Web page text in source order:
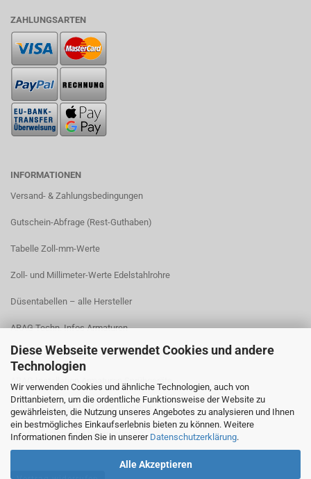
Diese Webseite verwendet Cookies und andere
Technologien
Wir verwenden Cookies und ähnliche Technologien, auch von
Drittanbietern, um die ordentliche Funktionsweise der Website zu
gewährleisten, die Nutzung unseres Angebotes zu analysieren und Ihnen
ein bestmögliches Einkaufserlebnis bieten zu können. Weitere
Informationen finden Sie in unserer Datenschutzerklärung.
Alle Akzeptieren
ZAHLUNGSARTEN
INFORMATIONEN
Versand- & Zahlungsbedingungen​
Gutschein-Abfrage (Rest-Guthaben)
Tabelle Zoll-mm-Werte
Zoll- und Millimeter-Werte Edelstahlrohre
Düsentabellen – alle Hersteller
ARAG Techn. Infos Armaturen
ARAG Installation Gleichdruck-Armaturen
ARAG Installation Armaturen Sprühgeräte
Lechler Behälter- und Tankreinigung
TeeJet Technische Informationen